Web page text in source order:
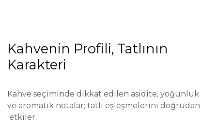
Kahvenin Profili, Tatlının
Karakteri
Kahve seçiminde dikkat edilen asidite, yoğunluk
ve aromatik notalar; tatlı eşleşmelerini doğrudan
etkiler.